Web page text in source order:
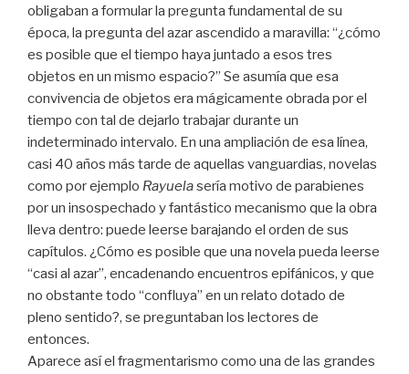
obligaban a formular la pregunta fundamental de su
época, la pregunta del azar ascendido a maravilla: “¿cómo
es posible que el tiempo haya juntado a esos tres
objetos en un mismo espacio?” Se asumía que esa
convivencia de objetos era mágicamente obrada por el
tiempo con tal de dejarlo trabajar durante un
indeterminado intervalo. En una ampliación de esa línea,
casi 40 años más tarde de aquellas vanguardias, novelas
como por ejemplo Rayuelasería motivo de parabienes
por un insospechado y fantástico mecanismo que la obra
lleva dentro: puede leerse barajando el orden de sus
capítulos. ¿Cómo es posible que una novela pueda leerse
“casi al azar”, encadenando encuentros epifánicos, y que
no obstante todo “confluya” en un relato dotado de
pleno sentido?, se preguntaban los lectores de
entonces.
Aparece así el fragmentarismo como una de las grandes